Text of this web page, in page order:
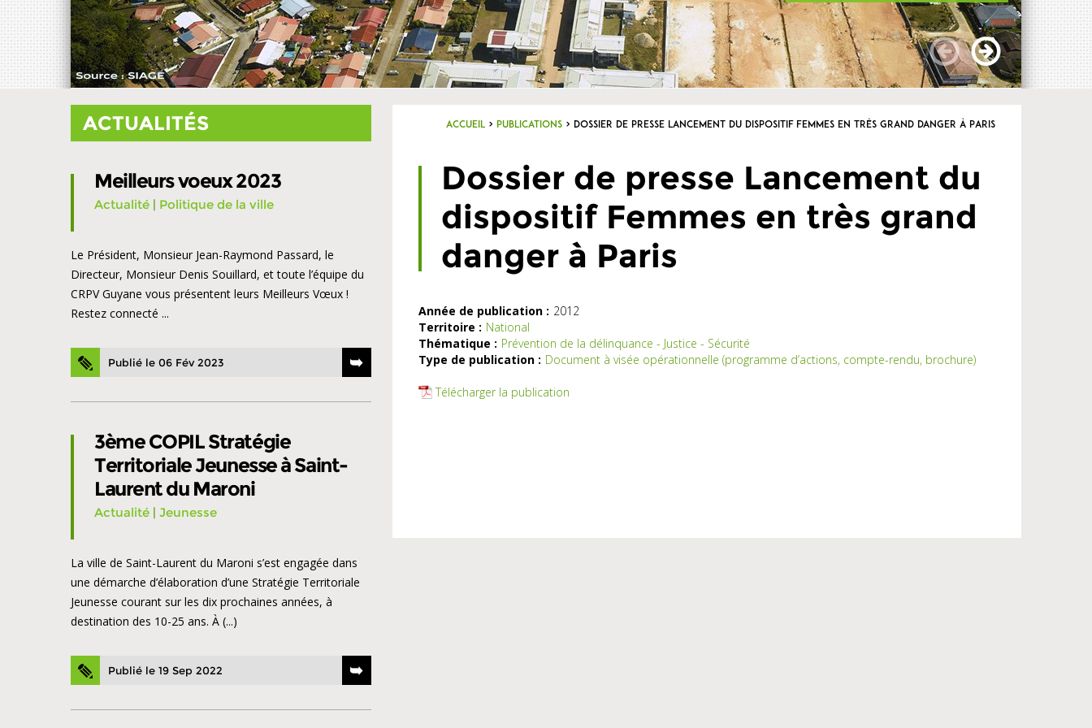
Accueil > Publications > Dossier de presse Lancement du dispositif Femmes en très grand danger à Paris
Dossier de presse Lancement du
dispositif Femmes en très grand
danger à Paris
Année de publication : 2012
Territoire : National
Thématique : Prévention de la délinquance - Justice - Sécurité
Type de publication : Document à visée opérationnelle (programme d’actions, compte-rendu, brochure)
Télécharger la publication
ACTUALITÉS
Meilleurs voeux 2023
Actualité | Politique de la ville
Le Président, Monsieur Jean-Raymond Passard, le
Directeur, Monsieur Denis Souillard, et toute l’équipe du
CRPV Guyane vous présentent leurs Meilleurs Vœux !
Restez connecté ...
Publié le 06 Fév 2023
3ème COPIL Stratégie
Territoriale Jeunesse à Saint-
Laurent du Maroni
Actualité | Jeunesse
La ville de Saint-Laurent du Maroni s’est engagée dans
une démarche d’élaboration d’une Stratégie Territoriale
Jeunesse courant sur les dix prochaines années, à
destination des 10-25 ans. À (...)
Publié le 19 Sep 2022